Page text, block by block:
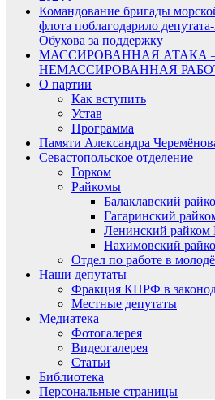
Командование бригады
флота поблагодарило
Обухова за поддержку
МАССИРОВАННАЯ АТАКА
НЕМАССИРОВАННАЯ
О партии
Как вступить
Устав
Программа
Памяти Александра
Севастопольское отделение
Горком
Райкомы
Балаклавский
Гагаринский
Ленинский
Нахимовский
Отдел по работе в
Наши депутаты
Фракция КПРФ в
Местные депутаты
Медиатека
Фотогалерея
Видеогалерея
Статьи
Библиотека
Персональные страницы